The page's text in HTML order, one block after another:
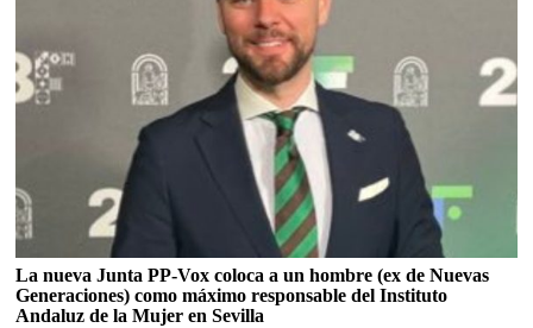
La nueva Junta PP-Vox coloca a un hombre (ex de Nuevas
Generaciones) como máximo responsable del Instituto
Andaluz de la Mujer en Sevilla